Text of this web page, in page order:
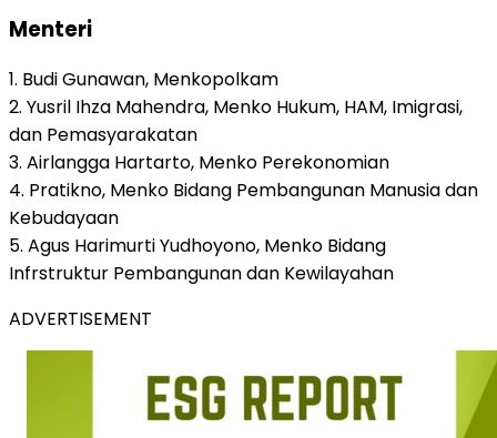
Menteri
1. Budi Gunawan, Menkopolkam
2. Yusril Ihza Mahendra, Menko Hukum, HAM, Imigrasi,
dan Pemasyarakatan
3. Airlangga Hartarto, Menko Perekonomian
4. Pratikno, Menko Bidang Pembangunan Manusia dan
Kebudayaan
5. Agus Harimurti Yudhoyono, Menko Bidang
Infrstruktur Pembangunan dan Kewilayahan
ADVERTISEMENT